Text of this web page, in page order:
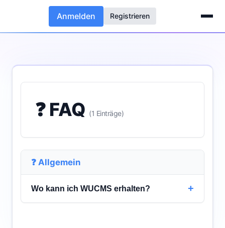
Anmelden Registrieren
❓ FAQ (1 Einträge)
❓ Allgemein
Wo kann ich WUCMS erhalten? +